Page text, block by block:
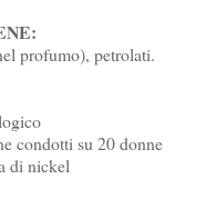
profumo), petrolati.
condotti su 20 donne
di nickel